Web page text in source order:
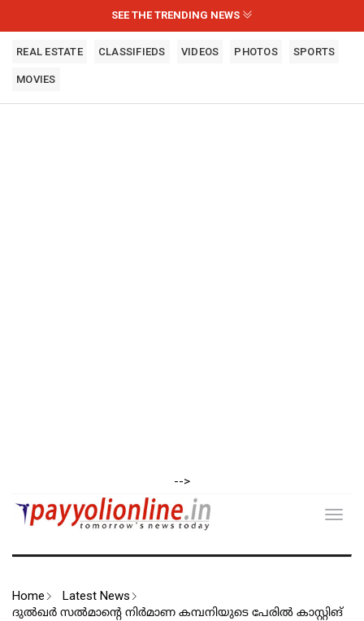
SEE THE TRENDING NEWS
REAL ESTATE CLASSIFIEDS VIDEOS PHOTOS SPORTS
MOVIES
-->
Home Latest News
ദുൽഖർ സൽമാന്‍റെ നിർമാണ കമ്പനിയുടെ പേരിൽ കാസ്റ്റിങ്